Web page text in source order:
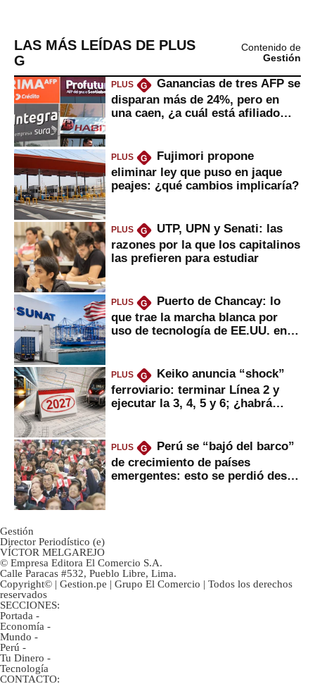
LAS MÁS LEÍDAS DE PLUS
G
Contenido de
Gestión
PLUS G
Ganancias de tres AFP se
disparan más de 24%, pero en
una caen, ¿a cuál está afiliado
PLUS G
Fujimori propone
eliminar ley que puso en jaque
peajes: ¿qué cambios implicaría?
PLUS G
UTP, UPN y Senati: las
razones por la que los capitalinos
las prefieren para estudiar
PLUS G
Puerto de Chancay: lo
que trae la marcha blanca por
uso de tecnología de EE.UU. en
PLUS G
Keiko anuncia “shock”
ferroviario: terminar Línea 2 y
ejecutar la 3, 4, 5 y 6; ¿habrá
PLUS G
Perú se “bajó del barco”
de crecimiento de países
emergentes: esto se perdió desde
Gestión
Director Periodístico (e)
VÍCTOR MELGAREJO
© Empresa Editora El Comercio S.A.
Calle Paracas #532, Pueblo Libre, Lima.
Copyright© | Gestion.pe | Grupo El Comercio | Todos los derechos
reservados
SECCIONES:
Portada -
Economía -
Mundo -
Perú -
Tu Dinero -
Tecnología
CONTACTO: